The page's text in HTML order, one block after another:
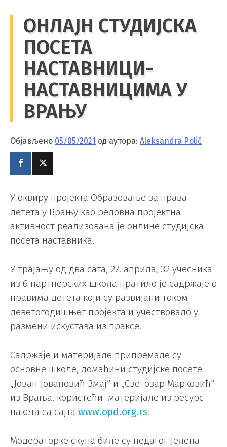
ОНЛAЈН СТУДИЈСКА
ПОСЕТА
НАСТАВНИЦИ-
НАСТАВНИЦИМА У
ВРАЊУ
Објављено 05/05/2021 од аутора: Aleksandra Polić
У оквиру пројекта Образовање за права
детета у Врању као редовна пројектна
активност реализована je онлине студијска
посета наставника.
У трајању од два сата, 27. априла, 32 учесника
из 6 партнерских школа пратило је садржаје о
правима детета који су развијани током
деветогодишњег пројекта и учествовало у
размени искустава из праксе.
Садржаје и материјале припремале су
основне школе, домаћини студијске посете
„Јован Јовановић Змај“ и „Светозар Марковић“
из Врања, користећи материјале из ресурс
пакета са сајта www.opd.оrg.rs.
Модераторке скупа биле су педагог Јелена